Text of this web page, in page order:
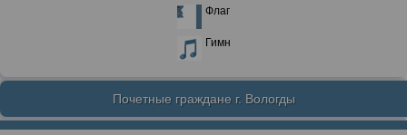
Флаг
Гимн
Почетные граждане г. Вологды